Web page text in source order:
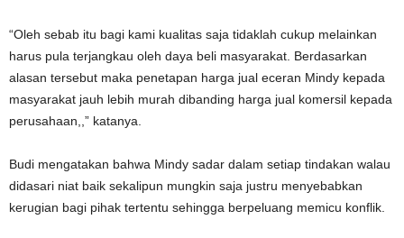
“Oleh sebab itu bagi kami kualitas saja tidaklah cukup melainkan
harus pula terjangkau oleh daya beli masyarakat. Berdasarkan
alasan tersebut maka penetapan harga jual eceran Mindy kepada
masyarakat jauh lebih murah dibanding harga jual komersil kepada
perusahaan,,” katanya.
Budi mengatakan bahwa Mindy sadar dalam setiap tindakan walau
didasari niat baik sekalipun mungkin saja justru menyebabkan
kerugian bagi pihak tertentu sehingga berpeluang memicu konflik.